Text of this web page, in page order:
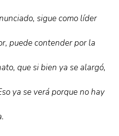
sigue como líder
puede contender por la
que si bien ya se alargó,
ya se verá porque no hay